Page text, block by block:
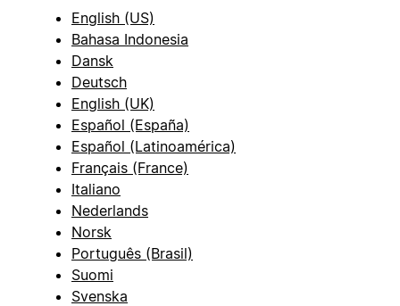
English (US)
Bahasa Indonesia
Dansk
Deutsch
English (UK)
Español (España)
Español (Latinoamérica)
Français (France)
Italiano
Nederlands
Norsk
Português (Brasil)
Suomi
Svenska